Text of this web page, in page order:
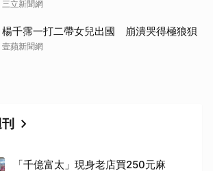
三立新聞網
楊千霈一打二帶女兒出國 崩潰哭得極狼狽
壹蘋新聞網
「千億富太」現身老店買250元麻